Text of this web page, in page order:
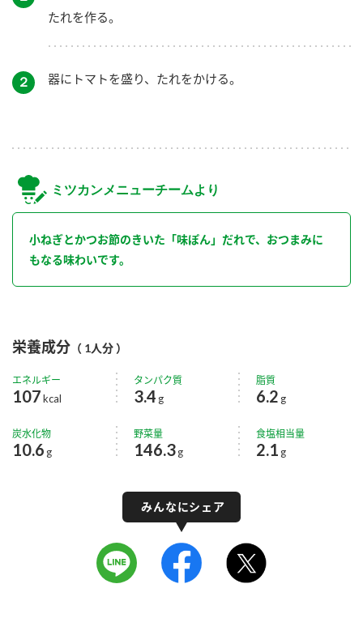
たれを作る。
２ 器にトマトを盛り、たれをかける。
ミツカンメニューチームより
小ねぎとかつお節のきいた「味ぽん」だれで、おつまみに
もなる味わいです。
栄養成分 （ 1人分 ）
エネルギー
107kcal
タンパク質
3.4 g
脂質
6.2 g
炭水化物
10.6 g
野菜量
146.3g
食塩相当量
2.1 g